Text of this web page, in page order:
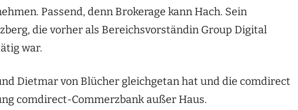
Passend, denn Brokerage kann Hach. Sein
die vorher als Bereichsvorständin Group Digital
war.
Dietmar von Blücher gleichgetan hat und die comdirect
comdirect-Commerzbank außer Haus.